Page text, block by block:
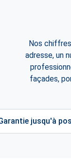
Nos
adresse, un
façades,
jusqu'à